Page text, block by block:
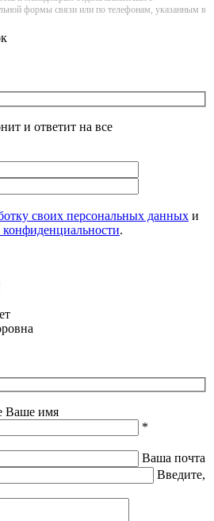
формы связи или по телефонам, указанным в
и ответит на все
своих персональных данных и
.
Ваше имя
*
Ваша почта
Введите,